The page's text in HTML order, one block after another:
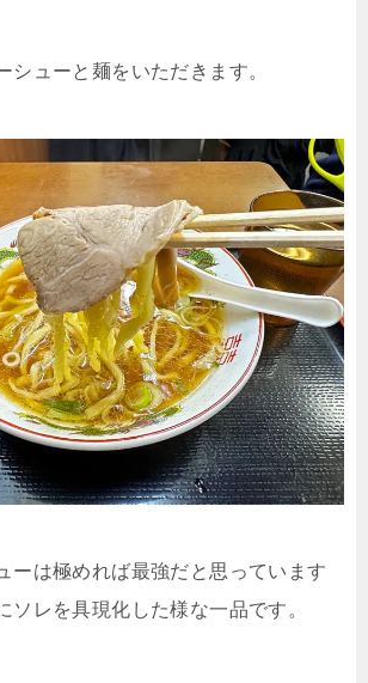
シューと麺をいただきます。
ーは極めれば最強だと思っています
ソレを具現化した様な一品です。